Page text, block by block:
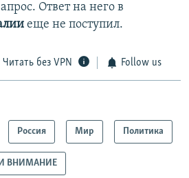
Ответ на него в
еще не поступил.
Читать без VPN Follow us
Россия Мир Политика
ВНИМАНИЕ